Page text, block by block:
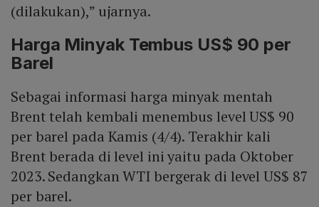
(dilakukan),” ujarnya.
Harga Minyak Tembus US$ 90 per
Barel
Sebagai informasi harga minyak mentah
Brent telah kembali menembus level US$ 90
per barel pada Kamis (4/4). Terakhir kali
Brent berada di level ini yaitu pada Oktober
2023. Sedangkan WTI bergerak di level US$ 87
per barel.